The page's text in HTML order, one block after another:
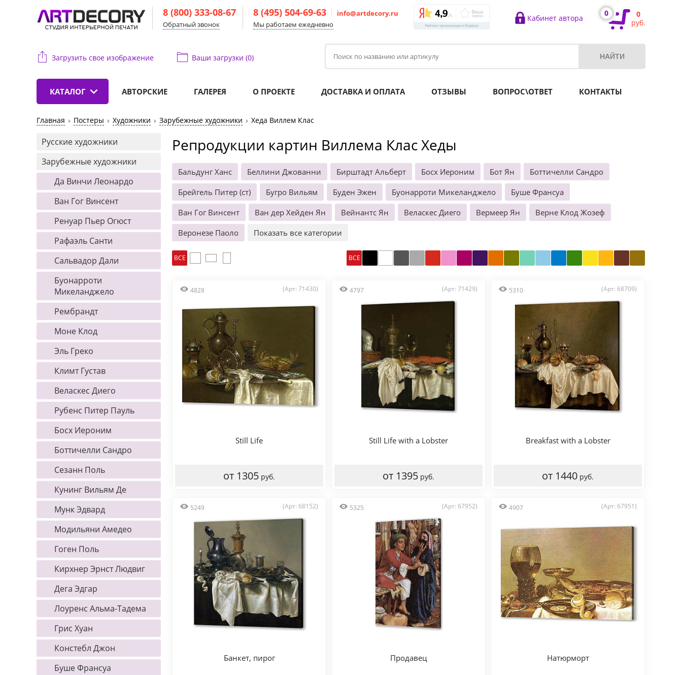
8 (800) 333-08-67
Обратный звонок
8 (495) 504-69-63
info@artdecory.ru
Мы работаем ежедневно
Кабинет автора
0
0
руб.
Загрузить свое изображение Ваши загрузки (0)
КАТАЛОГ АВТОРСКИЕ ГАЛЕРЕЯ О ПРОЕКТЕ ДОСТАВКА И ОПЛАТА ОТЗЫВЫ ВОПРОС\ОТВЕТ КОНТАКТЫ
Главная Постеры Художники Зарубежные художники Хеда Виллем Клас
Русские художники
Зарубежные художники
Да Винчи Леонардо
Ван Гог Винсент
Ренуар Пьер Огюст
Рафаэль Санти
Сальвадор Дали
Буонарроти
Микеланджело
Рембрандт
Моне Клод
Эль Греко
Климт Густав
Веласкес Диего
Рубенс Питер Пауль
Босх Иероним
Боттичелли Сандро
Сезанн Поль
Кунинг Вильям Де
Мунк Эдвард
Модильяни Амедео
Гоген Поль
Кирхнер Эрнст Людвиг
Дега Эдгар
Лоуренс Альма-Тадема
Грис Хуан
Констебл Джон
Буше Франсуа
Репродукции картин Виллема Клас Хеды
Бальдунг Ханс Беллини Джованни Бирштадт Альберт Босх Иероним Бот Ян
Боттичелли Сандро
Брейгель Питер (ст)
Бугро Вильям Буден Эжен Буонарроти Микеланджело
Буше Франсуа
Ван Гог Винсент
Ван дер Хейден Ян Вейнантс Ян Веласкес Диего Вермеер Ян
Верне Клод Жозеф
Веронезе Паоло
Показать все категории
ВСЕ ВСЕ
4828 (Арт: 71430)
Still Life
от 1305 руб.
4797 (Арт: 71429)
Still Life with a Lobster
от 1395 руб.
5310 (Арт: 68709)
Breakfast with a Lobster
от 1440 руб.
5249 (Арт: 68152)
Банкет, пирог
5325 (Арт: 67952)
Продавец
4907 (Арт: 67951)
Натюрморт